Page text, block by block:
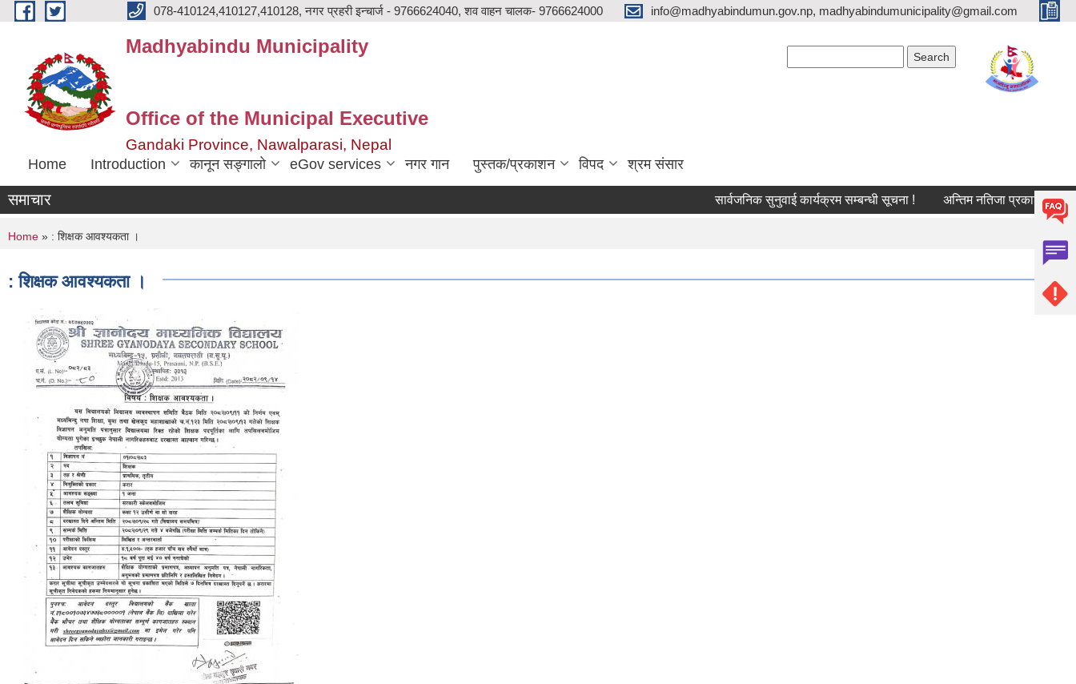
Skip to main content 078-410124,410127,410128, नगर प्रहरी इन्चार्ज - 9766624040, शव वाहन चालक- 9766624000 info@madhyabindumun.gov.np, madhyabindumunicipality@gmail.com
Madhyabindu Municipality
Office of the Municipal Executive
Gandaki Province, Nawalparasi, Nepal
Home Introduction कानून सङ्गालो eGov services नगर गान पुस्तक/प्रकाशन विपद श्रम संसार
समाचार सार्वजनिक सुनुवाई कार्यक्रम सम्बन्धी सूचना ! अन्तिम नतिजा प्रकाशन गरिएको
You are here
Home » : शिक्षक आवश्यकता ।
: शिक्षक आवश्यकता ।